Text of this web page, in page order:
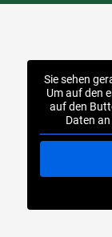
Sie sehen
Um auf den
auf den
Daten